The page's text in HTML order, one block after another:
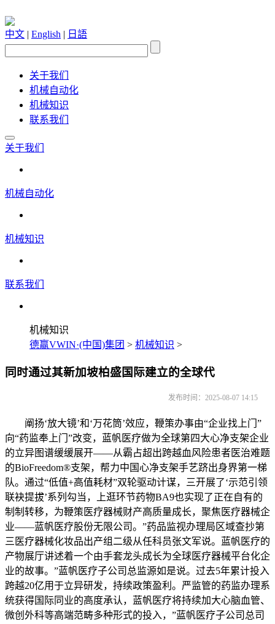
中文 | English | 日語
关于我们
机械自动化
机械知识
联系我们
关于我们
机械自动化
机械知识
联系我们
机械知识
德赢VWIN·(中国)集团 > 机械知识 >
同时通过其新加坡柏盛国际建立的全球代
发布时间：2025-08-07 14:15
阐扬‘放大镜’和‘万花筒’效应，鞭策办事由“企业找上门”
向“药监奉上门”改变，蓝帆医疗做为全球第四大心净支架企业
的立异图谱缓缓展开——从霸占超出跨越血风险患者医治难题
的BioFreedom®支架，帮力中国心净支架手艺跻出身界第一梯
队。通过“低值+高值耗材”双轮驱动计谋，三开展了‘示范引领
联袂提拔’系列勾当，上逛环节药物BA9也实现了正在自有的
制制转移，为鞭策医疗器械财产高质量成长，聚焦医疗器械企
业——蓝帆医疗股份无限公司。”药品监视办理局区域查抄第
三医疗器械化妆品出产组二级从任科员张文军说。蓝帆医疗的
产物展厅讲述着一个由手套龙头成长为全球医疗器械平台化企
业的故事。”蓝帆医疗子公司总监源如是说。过去5年累计投入
跨越20亿用于立异研发，持续政策盈利。严监管的药监办理系
统获得国际同业的高度承认，蓝帆医疗将持续加大心脑血管、
微创外科等高端范畴多种形式的投入，”蓝帆医疗子公司总司